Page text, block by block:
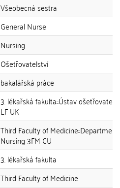
Všeobecná sestra
General Nurse
Nursing
Ošetřovatelství
bakalářská práce
3. lékařská fakulta::Ústav
LF UK
Third Faculty of
Nursing 3FM CU
3. lékařská fakulta
Third Faculty of Medicine